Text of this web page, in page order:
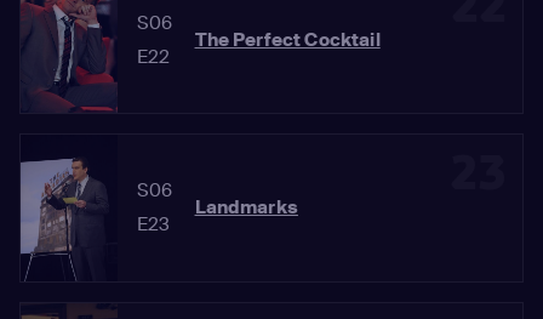
S06
E22
The Perfect Cocktail
S06
E23
Landmarks